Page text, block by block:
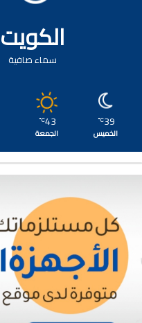
الكويت
سماء صافية
39
℃
الخميس
43
℃
الجمعة